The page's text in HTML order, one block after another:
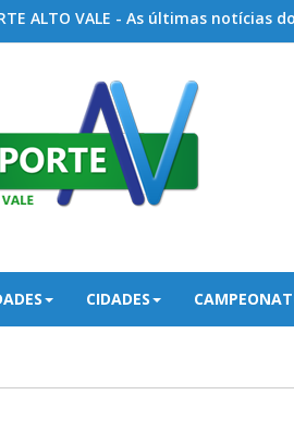
ALTO VALE - As últimas
CIDADES